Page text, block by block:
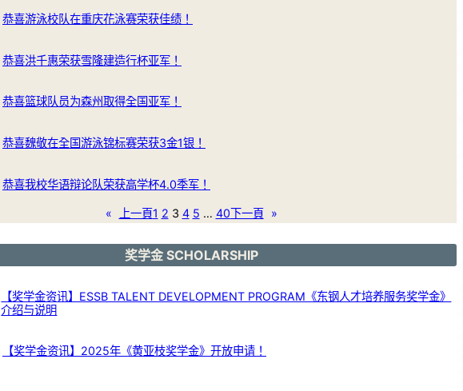
恭喜游泳校队在重庆花泳赛荣获佳绩！
恭喜洪千惠荣获雪隆建造行杯亚军！
恭喜篮球队员为森州取得全国亚军！
恭喜魏敬在全国游泳锦标赛荣获3金1银！
恭喜我校华语辩论队荣获高学杯4.0季军！
« 上一頁1 2 3 4 5 … 40下一頁 »
奖学金 SCHOLARSHIP
【奖学金资讯】ESSB TALENT DEVELOPMENT PROGRAM《东钢人才培养服务奖学金》
介绍与说明
【奖学金资讯】2025年《黄亚枝奖学金》开放申请！